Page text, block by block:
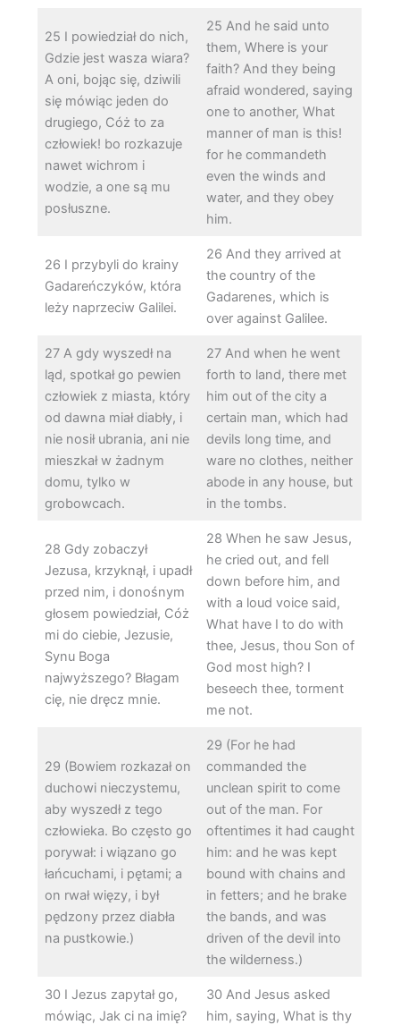
25 I powiedział do nich,
Gdzie jest wasza wiara?
A oni, bojąc się, dziwili
się mówiąc jeden do
drugiego, Cóż to za
człowiek! bo rozkazuje
nawet wichrom i
wodzie, a one są mu
posłuszne.
25 And he said unto
them, Where is your
faith? And they being
afraid wondered, saying
one to another, What
manner of man is this!
for he commandeth
even the winds and
water, and they obey
him.
26 I przybyli do krainy
Gadareńczyków, która
leży naprzeciw Galilei.
26 And they arrived at
the country of the
Gadarenes, which is
over against Galilee.
27 A gdy wyszedł na
ląd, spotkał go pewien
człowiek z miasta, który
od dawna miał diabły, i
nie nosił ubrania, ani nie
mieszkał w żadnym
domu, tylko w
grobowcach.
27 And when he went
forth to land, there met
him out of the city a
certain man, which had
devils long time, and
ware no clothes, neither
abode in any house, but
in the tombs.
28 Gdy zobaczył
Jezusa, krzyknął, i upadł
przed nim, i donośnym
głosem powiedział, Cóż
mi do ciebie, Jezusie,
Synu Boga
najwyższego? Błagam
cię, nie dręcz mnie.
28 When he saw Jesus,
he cried out, and fell
down before him, and
with a loud voice said,
What have I to do with
thee, Jesus, thou Son of
God most high? I
beseech thee, torment
me not.
29 (Bowiem rozkazał on
duchowi nieczystemu,
aby wyszedł z tego
człowieka. Bo często go
porywał: i wiązano go
łańcuchami, i pętami; a
on rwał więzy, i był
pędzony przez diabła
na pustkowie.)
29 (For he had
commanded the
unclean spirit to come
out of the man. For
oftentimes it had caught
him: and he was kept
bound with chains and
in fetters; and he brake
the bands, and was
driven of the devil into
the wilderness.)
30 I Jezus zapytał go,
mówiąc, Jak ci na imię?
30 And Jesus asked
him, saying, What is thy